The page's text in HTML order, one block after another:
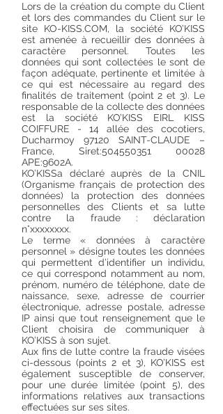
Lors de la création du compte du Client
et lors des commandes du Client sur le
site KO-KISS.COM, la société KO’KISS
est amenée à recueillir des données à
caractère personnel. Toutes les
données qui sont collectées le sont de
façon adéquate, pertinente et limitée à
ce qui est nécessaire au regard des
finalités de traitement (point 2 et 3). Le
responsable de la collecte des données
est la société KO’KISS EIRL KISS
COIFFURE - 14 allée des cocotiers,
Ducharmoy 97120 SAINT-CLAUDE –
France, Siret:504550351 00028
APE:9602A.
KO’KISSa déclaré auprès de la CNIL
(Organisme français de protection des
données) la protection des données
personnelles des Clients et sa lutte
contre la fraude : déclaration
n°xxxxxxxx.
Le terme « données à caractère
personnel » désigne toutes les données
qui permettent d’identifier un individu,
ce qui correspond notamment au nom,
prénom, numéro de téléphone, date de
naissance, sexe, adresse de courrier
électronique, adresse postale, adresse
IP ainsi que tout renseignement que le
Client choisira de communiquer à
KO’KISS à son sujet.
Aux fins de lutte contre la fraude visées
ci-dessous (points 2 et 3), KO’KISS est
également susceptible de conserver,
pour une durée limitée (point 5), des
informations relatives aux transactions
effectuées sur ses sites.